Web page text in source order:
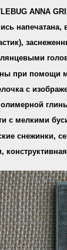
ANNA
при помощи
с
с мелкими
снежинки,